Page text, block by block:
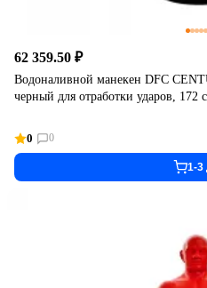
62 359.50 ₽
Водоналивной манекен DFC
черный для отработки ударов, 172
0 0
1-3